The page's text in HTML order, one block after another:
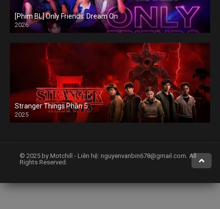
[Phim BL] Only Friends: Dream On
2026
Stranger Things Phần 5
2025
© 2025 by Motchill - Liên hệ: nguyenvanbin678@gmail.com. All
Rights Reserved.